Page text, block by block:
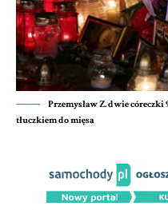
Przemysław Z. dwie córeczki
tłuczkiem do mięsa